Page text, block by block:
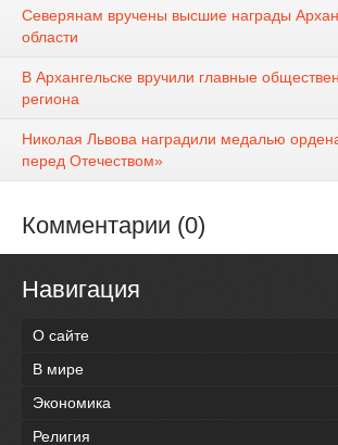
Северянам вручены высшие награды
области
В Архангельске вручили главные
региона
Николая Львова наградили медалью
перед Отечеством»
Комментарии (0)
Навигация
О сайте
В мире
Экономика
Религия